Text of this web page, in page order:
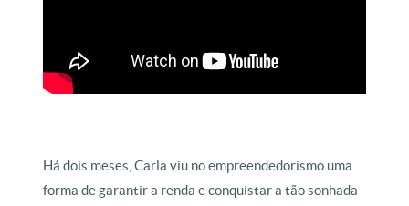
Há dois meses, Carla viu no empreendedorismo uma
forma de garantir a renda e conquistar a tão sonhada